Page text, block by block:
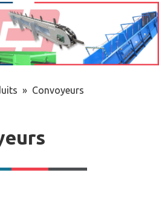
» Convoyeurs